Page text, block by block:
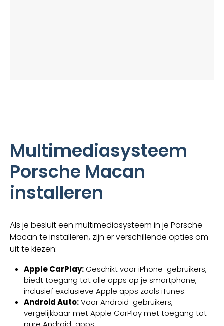
Multimediasysteem
Porsche Macan
installeren
Als je besluit een multimediasysteem in je Porsche
Macan te installeren, zijn er verschillende opties om
uit te kiezen:
Apple CarPlay: Geschikt voor iPhone-gebruikers,
biedt toegang tot alle apps op je smartphone,
inclusief exclusieve Apple apps zoals iTunes.
Android Auto:Voor Android-gebruikers,
vergelijkbaar met Apple CarPlay met toegang tot